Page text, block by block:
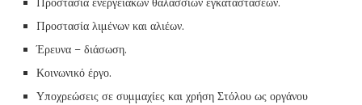
Προστασία λιμένων και αλιέων.
Έρευνα – διάσωση.
Κοινωνικό έργο.
Υποχρεώσεις σε συμμαχίες και χρήση Στόλου ως οργάνου